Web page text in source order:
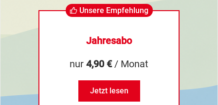
Unsere Empfehlung
Jahresabo
nur 4,90 €/ Monat
Jetzt lesen